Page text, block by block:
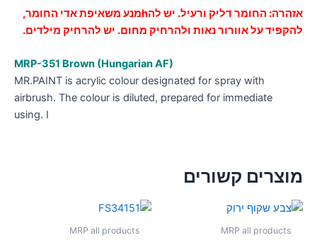
אזהרה: החומר דליק ורעיל. יש להhמנע משאיפת אדי החומר,
להקפיד עלאוורורנאות ולהרחיק מחום. יש להרחיק מילדים.
MRP-351 Brown (Hungarian AF)
MR.PAINT is acrylic colour designated for spray with
airbrush. The colour is diluted, prepared for immediate
using. I
מוצרים קשורים
MRP all products
MRP all products